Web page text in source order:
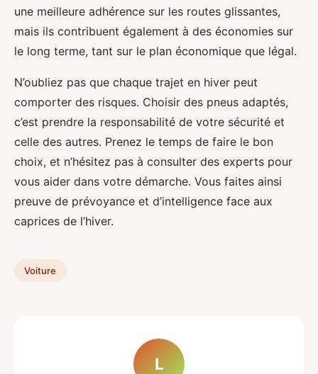
une meilleure adhérence sur les routes glissantes,
mais ils contribuent également à des économies sur
le long terme, tant sur le plan économique que légal.
N’oubliez pas que chaque trajet en hiver peut
comporter des risques. Choisir des pneus adaptés,
c’est prendre la responsabilité de votre sécurité et
celle des autres. Prenez le temps de faire le bon
choix, et n’hésitez pas à consulter des experts pour
vous aider dans votre démarche. Vous faites ainsi
preuve de prévoyance et d’intelligence face aux
caprices de l’hiver.
Voiture
L